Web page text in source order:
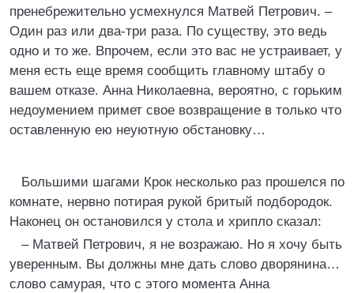
пренебрежительно усмехнулся Матвей Петрович. –
Один раз или два-три раза. По существу, это ведь
одно и то же. Впрочем, если это вас не устраивает, у
меня есть еще время сообщить главному штабу о
вашем отказе. Анна Николаевна, вероятно, с горьким
недоумением примет свое возвращение в только что
оставленную ею неуютную обстановку…
Большими шагами Крок несколько раз прошелся по
комнате, нервно потирая рукой бритый подбородок.
Наконец он остановился у стола и хрипло сказал:
– Матвей Петрович, я не возражаю. Но я хочу быть
уверенным. Вы должны мне дать слово дворянина…
слово самурая, что с этого момента Анна